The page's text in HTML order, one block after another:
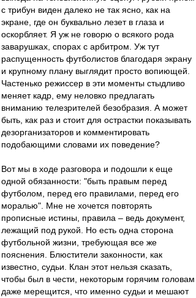
с трибун виден далеко не так ясно, как на
экране, где он буквально лезет в глаза и
оскорбляет. Я уж не говорю о всякого рода
заварушках, спорах с арбитром. Уж тут
распущенность футболистов благодаря экрану
и крупному плану выглядит просто вопиющей.
Частенько режиссер в эти моменты стыдливо
меняет кадр, ему неловко предлагать
вниманию телезрителей безобразия. А может
быть, как раз и стоит для острастки показывать
дезорганизаторов и комментировать
подобающими словами их поведение?
Вот мы в ходе разговора и подошли к еще
одной обязанности: "быть правым перед
футболом, перед его правилами, перед его
моралью". Мне не хочется повторять
прописные истины, правила – ведь документ,
лежащий под рукой. Но есть одна сторона
футбольной жизни, требующая все же
пояснения. Блюстители законности, как
известно, судьи. Клан этот нельзя сказать,
чтобы был в чести, некоторым горячим головам
даже мерещится, что именно судьи и мешают